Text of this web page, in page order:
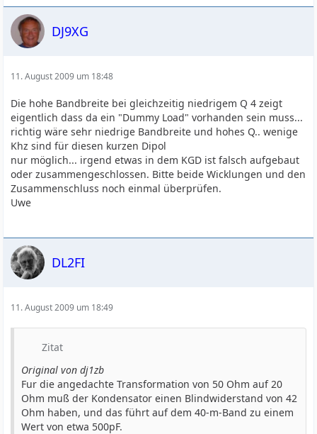
DJ9XG
11. August 2009 um 18:48
Die hohe Bandbreite bei gleichzeitig niedrigem Q 4 zeigt
eigentlich dass da ein "Dummy Load" vorhanden sein muss...
richtig wäre sehr niedrige Bandbreite und hohes Q.. wenige
Khz sind für diesen kurzen Dipol
nur möglich... irgend etwas in dem KGD ist falsch aufgebaut
oder zusammengeschlossen. Bitte beide Wicklungen und den
Zusammenschluss noch einmal überprüfen.
Uwe
DL2FI
11. August 2009 um 18:49
Zitat
Original von dj1zb
Fur die angedachte Transformation von 50 Ohm auf 20
Ohm muß der Kondensator einen Blindwiderstand von 42
Ohm haben, und das führt auf dem 40-m-Band zu einem
Wert von etwa 500pF.